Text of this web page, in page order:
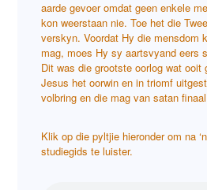
aarde gevoer omdat geen enkele
kon weerstaan nie. Toe het die
verskyn. Voordat Hy die mensdom
mag, moes Hy sy aartsvyand eers
Dit was die grootste oorlog wat ooit
Jesus het oorwin en in triomf
volbring en die mag van satan
Klik op die pyltjie hieronder om na
studiegids te luister.